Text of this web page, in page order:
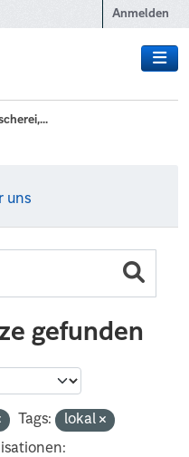
Anmelden
uns
gefunden
Tags:
lokal